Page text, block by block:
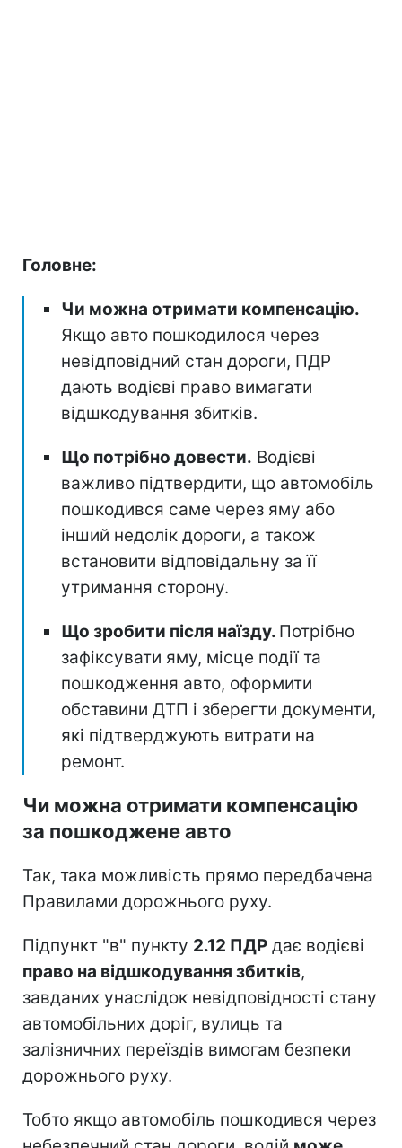
Головне:
Чи можна отримати компенсацію.
Якщо авто пошкодилося через
невідповідний стан дороги, ПДР
дають водієві право вимагати
відшкодування збитків.
Що потрібно довести. Водієві
важливо підтвердити, що автомобіль
пошкодився саме через яму або
інший недолік дороги, а також
встановити відповідальну за її
утримання сторону.
Що зробити після наїзду. Потрібно
зафіксувати яму, місце події та
пошкодження авто, оформити
обставини ДТП і зберегти документи,
які підтверджують витрати на
ремонт.
Чи можна отримати компенсацію
за пошкоджене авто
Так, така можливість прямо передбачена
Правилами дорожнього руху.
Підпункт "в" пункту 2.12 ПДР дає водієві
право на відшкодування збитків,
завданих унаслідок невідповідності стану
автомобільних доріг, вулиць та
залізничних переїздів вимогам безпеки
дорожнього руху.
Тобто якщо автомобіль пошкодився через